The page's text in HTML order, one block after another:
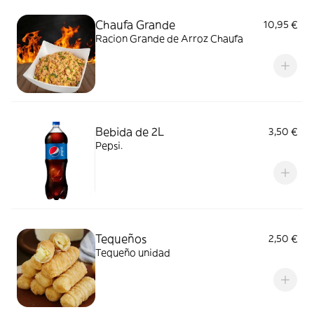
Chaufa Grande
10,95 €
Racion Grande de Arroz Chaufa
Bebida de 2L
3,50 €
Pepsi.
Tequeños
2,50 €
Tequeño unidad